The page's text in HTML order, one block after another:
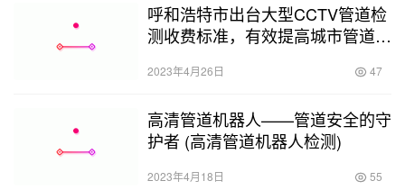
呼和浩特市出台大型CCTV管道检
测收费标准，有效提高城市管道维
测收费)
2023年4月26日 47
高清管道机器人——管道安全的守
护者 (高清管道机器人检测)
2023年4月18日 55